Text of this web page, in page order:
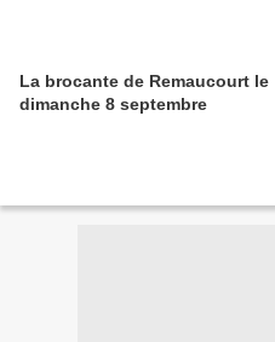
La brocante de Remaucourt le
dimanche 8 septembre